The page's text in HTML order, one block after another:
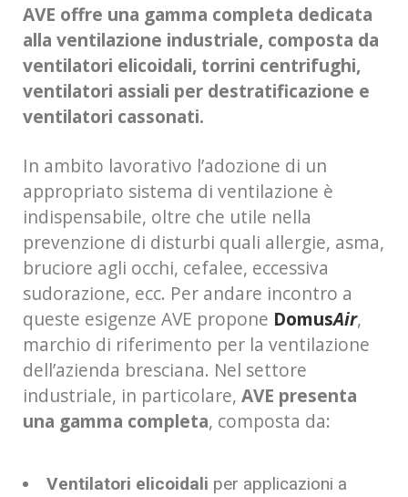
AVE offre una gamma completa dedicata
alla ventilazione industriale, composta da
ventilatori elicoidali, torrini centrifughi,
ventilatori assiali per destratificazione e
ventilatori cassonati.
In ambito lavorativo l’adozione di un
appropriato sistema di ventilazione è
indispensabile, oltre che utile nella
prevenzione di disturbi quali allergie, asma,
bruciore agli occhi, cefalee, eccessiva
sudorazione, ecc. Per andare incontro a
queste esigenze AVE propone DomusAir,
marchio di riferimento per la ventilazione
dell’azienda bresciana. Nel settore
industriale, in particolare, AVE presenta
una gamma completa, composta da:
Ventilatori elicoidali per applicazioni a